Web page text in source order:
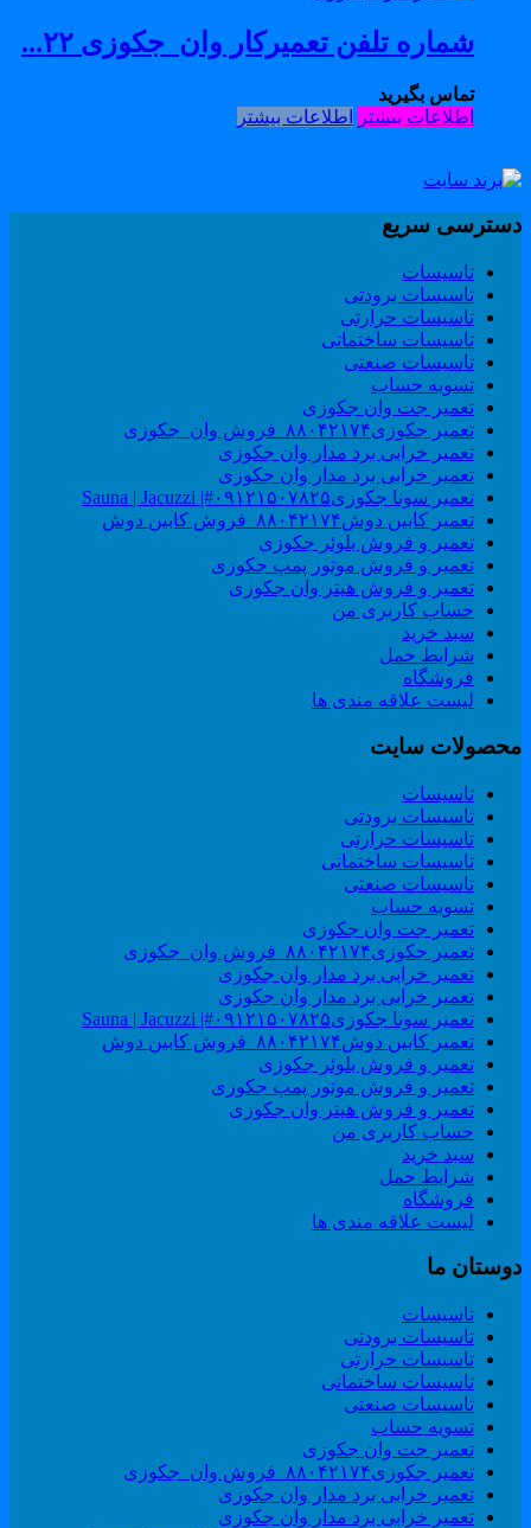
شماره تلفن تعمیرکار وان_جکوزی ۲۲...
تماس بگیرید
اطلاعات بیشتر اطلاعات بیشتر
سریع
تاسیسات
تاسیسات برودتی
تاسیسات حرارتی
تاسیسات ساختمانی
تاسیسات صنعتی
تسویه حساب
تعمیر جت وان جکوزی
تعمیر جکوزی۸۸۰۴۲۱۷۴_فروش وان_جکوزی
تعمیر خرابی برد مدار وان جکوزی
تعمیر خرابی برد مدار وان جکوزی
تعمیر سونا جکوزی۰۹۱۲۱۵۰۷۸۲۵#| Sauna | Jacuzzi
تعمیر کابین دوش۸۸۰۴۲۱۷۴_فروش کابین دوش
تعمیر و فروش بلوئر جکوزی
تعمیر و فروش موتور پمپ جکوزی
تعمیر و فروش هیتر وان جکوزی
حساب کاربری من
سبد خرید
شرایط حمل
فروشگاه
لیست علاقه مندی ها
سایت
تاسیسات
تاسیسات برودتی
تاسیسات حرارتی
تاسیسات ساختمانی
تاسیسات صنعتی
تسویه حساب
تعمیر جت وان جکوزی
تعمیر جکوزی۸۸۰۴۲۱۷۴_فروش وان_جکوزی
تعمیر خرابی برد مدار وان جکوزی
تعمیر خرابی برد مدار وان جکوزی
تعمیر سونا جکوزی۰۹۱۲۱۵۰۷۸۲۵#| Sauna | Jacuzzi
تعمیر کابین دوش۸۸۰۴۲۱۷۴_فروش کابین دوش
تعمیر و فروش بلوئر جکوزی
تعمیر و فروش موتور پمپ جکوزی
تعمیر و فروش هیتر وان جکوزی
حساب کاربری من
سبد خرید
شرایط حمل
فروشگاه
لیست علاقه مندی ها
ما
تاسیسات
تاسیسات برودتی
تاسیسات حرارتی
تاسیسات ساختمانی
تاسیسات صنعتی
تسویه حساب
تعمیر جت وان جکوزی
تعمیر جکوزی۸۸۰۴۲۱۷۴_فروش وان_جکوزی
تعمیر خرابی برد مدار وان جکوزی
تعمیر خرابی برد مدار وان جکوزی